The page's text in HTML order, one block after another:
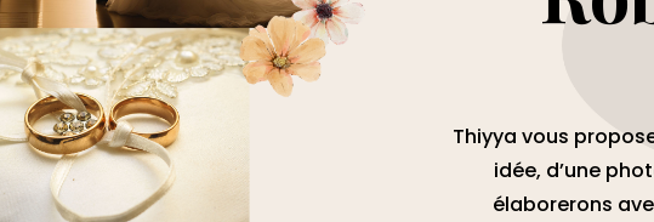
Thiyya vous
idée, d’une
élaborerons